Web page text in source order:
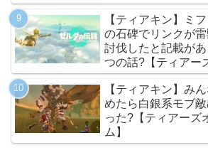
【ティアキン】ミ
の石碑でリンクが
討伐したと記載が
つの話?【ティアー
ム】
【ティアキン】み
めたら白銀系モブ
った?【ティアーズ
ム】